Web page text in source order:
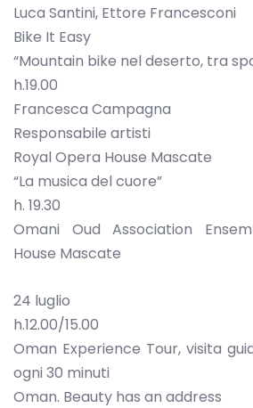
Luca Santini, Ettore Francesconi
Bike It Easy
“Mountain bike nel deserto, tra
h.19.00
Francesca Campagna
Responsabile artisti
Royal Opera House Mascate
“La musica del cuore”
h. 19.30
Omani Oud Association
House Mascate
24 luglio
h.12.00/15.00
Oman Experience Tour, visita
ogni 30 minuti
Oman. Beauty has an address